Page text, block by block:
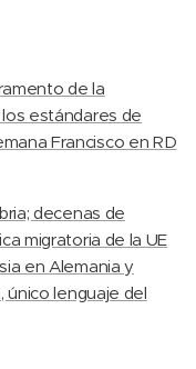
de la
estándares de
Francisco en RD
decenas de
migratoria de la UE
en Alemania y
único lenguaje del